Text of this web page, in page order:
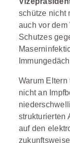
schütze nicht
auch vor dem
Schutzes
Warum
nicht an
strukturierten
auf den